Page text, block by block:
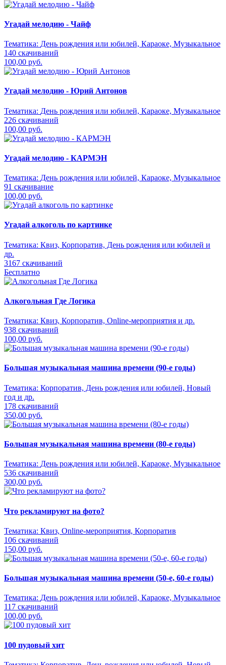
Угадай мелодию - Чайф
Тематика: День рождения или юбилей, Караоке, Музыкальное
140 скачиваний
100,00 руб.
Угадай мелодию - Юрий Антонов
Тематика: День рождения или юбилей, Караоке, Музыкальное
226 скачиваний
100,00 руб.
Угадай мелодию - КАРМЭН
Тематика: День рождения или юбилей, Караоке, Музыкальное
91 скачивание
100,00 руб.
Угадай алкоголь по картинке
Тематика: Квиз, Корпоратив, День рождения или юбилей и
др.
3167 скачиваний
Бесплатно
Алкогольная Где Логика
Тематика: Квиз, Корпоратив, Online-мероприятия и др.
938 скачиваний
100,00 руб.
Большая музыкальная машина времени (90-е годы)
Тематика: Корпоратив, День рождения или юбилей, Новый
год и др.
178 скачиваний
350,00 руб.
Большая музыкальная машина времени (80-е годы)
Тематика: День рождения или юбилей, Караоке, Музыкальное
536 скачиваний
300,00 руб.
Что рекламируют на фото?
Тематика: Квиз, Online-мероприятия, Корпоратив
106 скачиваний
150,00 руб.
Большая музыкальная машина времени (50-е, 60-е годы)
Тематика: День рождения или юбилей, Караоке, Музыкальное
117 скачиваний
100,00 руб.
100 пудовый хит